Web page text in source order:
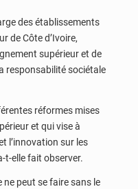
des établissements
de Côte d’Ivoire,
supérieur et de
responsabilité sociétale
réformes mises
et qui vise à
l’innovation sur les
t-elle fait observer.
ne peut se faire sans le